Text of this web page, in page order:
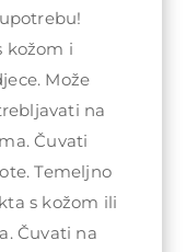
kožom i
Može
na
Čuvati
Temeljno
s kožom ili
Čuvati na